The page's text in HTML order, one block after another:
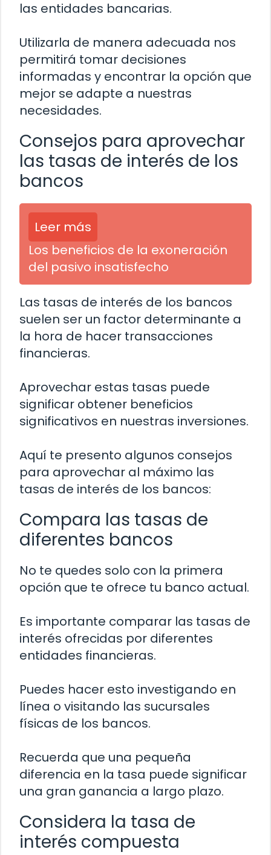
las entidades bancarias.
Utilizarla de manera adecuada nos
permitirá tomar decisiones
informadas y encontrar la opción que
mejor se adapte a nuestras
necesidades.
Consejos para aprovechar
las tasas de interés de los
bancos
Leer más
Los beneficios de la exoneración
del pasivo insatisfecho
Las tasas de interés de los bancos
suelen ser un factor determinante a
la hora de hacer transacciones
financieras.
Aprovechar estas tasas puede
significar obtener beneficios
significativos en nuestras inversiones.
Aquí te presento algunos consejos
para aprovechar al máximo las
tasas de interés de los bancos:
Compara las tasas de
diferentes bancos
No te quedes solo con la primera
opción que te ofrece tu banco actual.
Es importante comparar las tasas de
interés ofrecidas por diferentes
entidades financieras.
Puedes hacer esto investigando en
línea o visitando las sucursales
físicas de los bancos.
Recuerda que una pequeña
diferencia en la tasa puede significar
una gran ganancia a largo plazo.
Considera la tasa de
interés compuesta